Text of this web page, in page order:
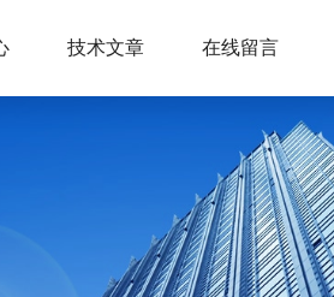
技术文章 在线留言